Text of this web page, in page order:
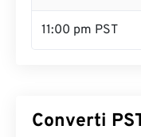
11:00 pm PST
Converti